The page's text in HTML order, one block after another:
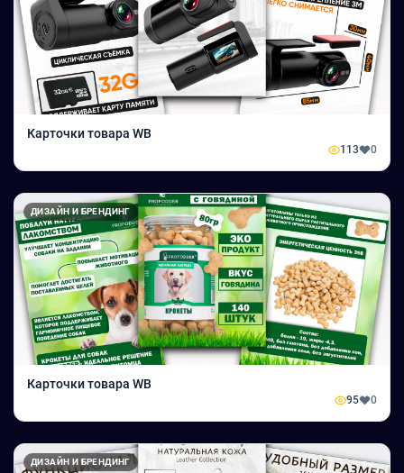
Карточки товара WB
113 0
ДИЗАЙН И БРЕНДИНГ
Карточки товара WB
95 0
ДИЗАЙН И БРЕНДИНГ